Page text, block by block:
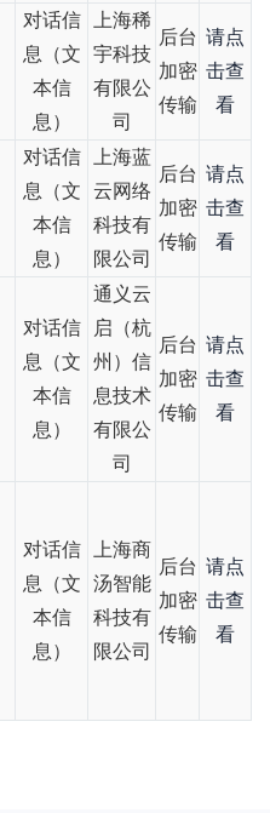
对话信
息（文
本信
息）
上海稀
宇科技
有限公
司
后台
加密
传输
请点
击查
看
对话信
息（文
本信
息）
上海蓝
云网络
科技有
限公司
后台
加密
传输
请点
击查
看
对话信
息（文
本信
息）
通义云
启（杭
州）信
息技术
有限公
司
后台
加密
传输
请点
击查
看
对话信
息（文
本信
息）
上海商
汤智能
科技有
限公司
后台
加密
传输
请点
击查
看